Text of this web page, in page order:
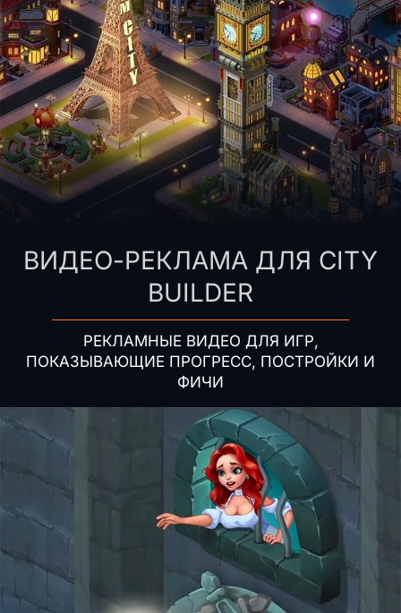
ВИДЕО-РЕКЛАМА ДЛЯ CITY
BUILDER
РЕКЛАМНЫЕ ВИДЕО ДЛЯ ИГР,
ПОКАЗЫВАЮЩИЕ ПРОГРЕСС, ПОСТРОЙКИ И
ФИЧИ